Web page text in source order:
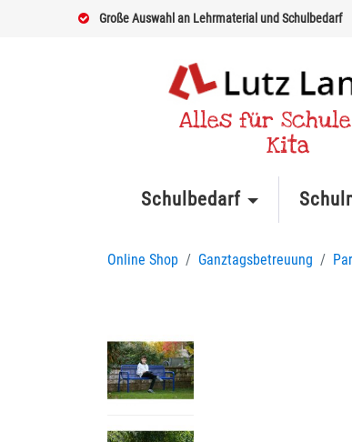
Große Auswahl an Lehrmaterial und Schulbedarf
Alles für
Kita
Schulbedarf
Online Shop Ganztagsbetreuung